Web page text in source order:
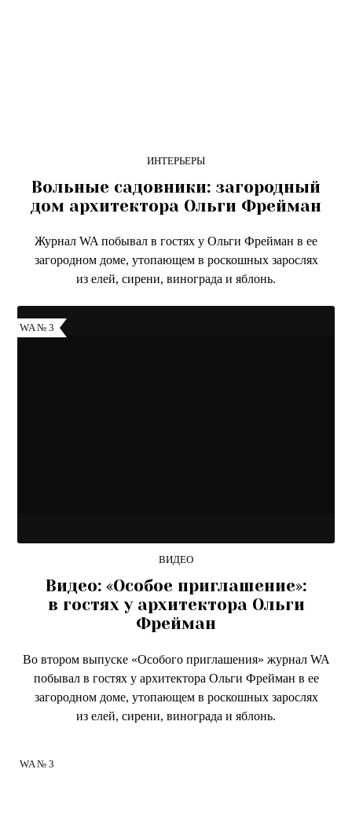
ИНТЕРЬЕРЫ
Вольные садовники: загородный
дом архитектора Ольги Фрейман
Журнал WA побывал в гостях у Ольги Фрейман в ее
загородном доме, утопающем в роскошных зарослях
из елей, сирени, винограда и яблонь.
WA № 3
ВИДЕО
Видео: «Особое приглашение»:
в гостях у архитектора Ольги
Фрейман
Во втором выпуске «Особого приглашения» журнал WA
побывал в гостях у архитектора Ольги Фрейман в ее
загородном доме, утопающем в роскошных зарослях
из елей, сирени, винограда и яблонь.
WA № 3